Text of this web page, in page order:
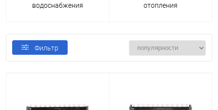
водоснабжения
отопления
Фильтр